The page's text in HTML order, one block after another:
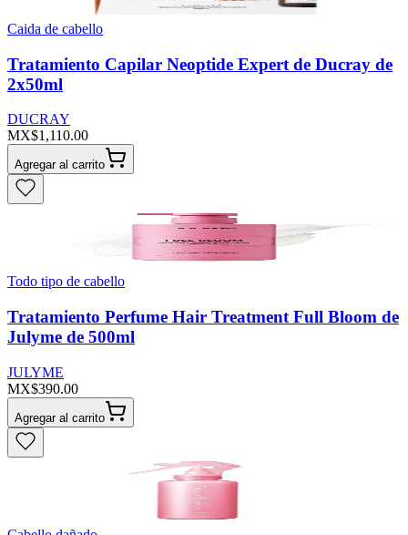
Caida de cabello
Tratamiento Capilar Neoptide Expert de Ducray de
2x50ml
DUCRAY
MX$1,110.00
Agregar al carrito
Todo tipo de cabello
Tratamiento Perfume Hair Treatment Full Bloom de
Julyme de 500ml
JULYME
MX$390.00
Agregar al carrito